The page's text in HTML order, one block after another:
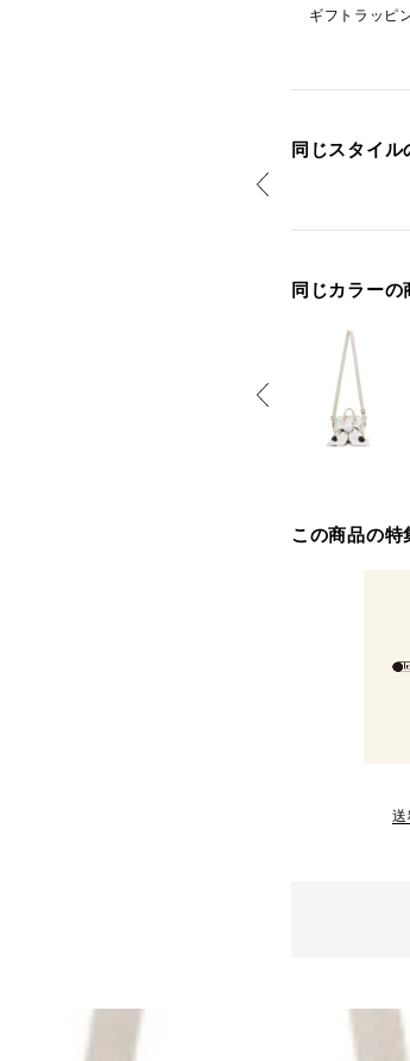
ギフトラッピ
同じスタイル
同じカラーの
この商品の特
送